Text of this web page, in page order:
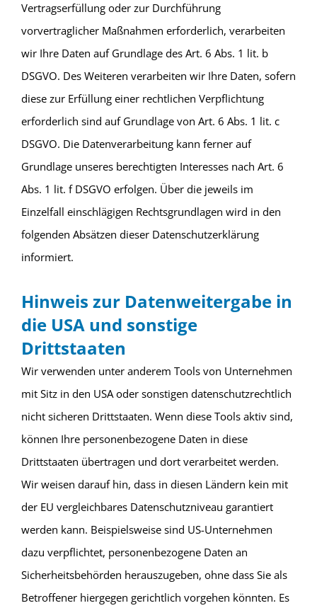
Vertragserfüllung oder zur Durchführung
vorvertraglicher Maßnahmen erforderlich, verarbeiten
wir Ihre Daten auf Grundlage des Art. 6 Abs. 1 lit. b
DSGVO. Des Weiteren verarbeiten wir Ihre Daten, sofern
diese zur Erfüllung einer rechtlichen Verpflichtung
erforderlich sind auf Grundlage von Art. 6 Abs. 1 lit. c
DSGVO. Die Datenverarbeitung kann ferner auf
Grundlage unseres berechtigten Interesses nach Art. 6
Abs. 1 lit. f DSGVO erfolgen. Über die jeweils im
Einzelfall einschlägigen Rechtsgrundlagen wird in den
folgenden Absätzen dieser Datenschutzerklärung
informiert.
Hinweis zur Datenweitergabe in
die USA und sonstige
Drittstaaten
Wir verwenden unter anderem Tools von Unternehmen
mit Sitz in den USA oder sonstigen datenschutzrechtlich
nicht sicheren Drittstaaten. Wenn diese Tools aktiv sind,
können Ihre personenbezogene Daten in diese
Drittstaaten übertragen und dort verarbeitet werden.
Wir weisen darauf hin, dass in diesen Ländern kein mit
der EU vergleichbares Datenschutzniveau garantiert
werden kann. Beispielsweise sind US-Unternehmen
dazu verpflichtet, personenbezogene Daten an
Sicherheitsbehörden herauszugeben, ohne dass Sie als
Betroffener hiergegen gerichtlich vorgehen könnten. Es